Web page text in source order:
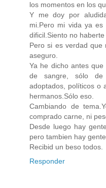
los momentos en los
Y me doy por
mi.Pero mi vida ya es
dificil.Siento no
Pero si es verdad que
aseguro.
Ya he dicho antes
de sangre, sólo de
adoptados, políticos o
hermanos.Sólo eso.
Cambiando de
comprado carne, ni
Desde luego hay
pero tambien hay
Recibid un beso todos.
Responder